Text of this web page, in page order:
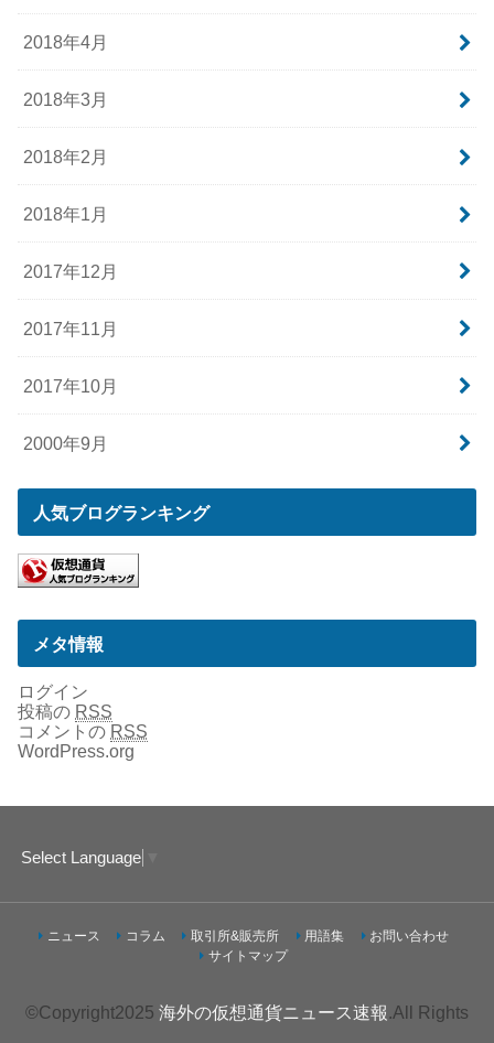
2018年4月
2018年3月
2018年2月
2018年1月
2017年12月
2017年11月
2017年10月
2000年9月
人気ブログランキング
メタ情報
ログイン
投稿の RSS
コメントの RSS
WordPress.org
Select Language
ニュース コラム 取引所&販売所 用語集
お問い合わせ
サイトマップ
©Copyright2025 海外の仮想通貨ニュース速報.All Rights